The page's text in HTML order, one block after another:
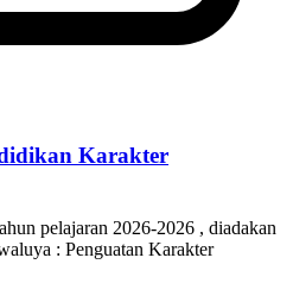
Karakter
pelajaran 2026-2026 , diadakan
: Penguatan Karakter